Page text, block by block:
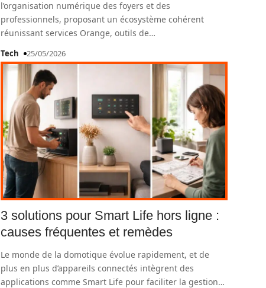
l’organisation numérique des foyers et des
professionnels, proposant un écosystème cohérent
réunissant services Orange, outils de…
Tech 25/05/2026
3 solutions pour Smart Life hors ligne :
causes fréquentes et remèdes
Le monde de la domotique évolue rapidement, et de
plus en plus d’appareils connectés intègrent des
applications comme Smart Life pour faciliter la gestion…